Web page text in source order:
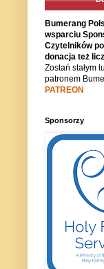
Bumerang
wsparciu
Czytelników
donacja też
Zostań stałym
patronem
PATREON
Sponsorzy